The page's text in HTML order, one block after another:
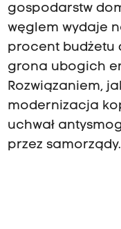
gospodarstw
węglem wydaje
procent budżetu
grona ubogich
Rozwiązaniem,
modernizacja
uchwał
przez samorządy.